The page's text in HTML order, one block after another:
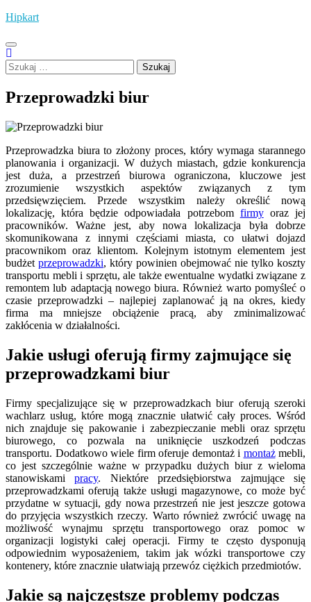
Skip
content
Hipkart
Szukaj:
Przeprowadzki biur
Przeprowadzka biura to złożony proces, który wymaga starannego
planowania i organizacji. W dużych miastach, gdzie konkurencja
jest duża, a przestrzeń biurowa ograniczona, kluczowe jest
zrozumienie wszystkich aspektów związanych z tym
przedsięwzięciem. Przede wszystkim należy określić nową
lokalizację, która będzie odpowiadała potrzebom firmyoraz jej
pracowników. Ważne jest, aby nowa lokalizacja była dobrze
skomunikowana z innymi częściami miasta, co ułatwi dojazd
pracownikom oraz klientom. Kolejnym istotnym elementem jest
budżet przeprowadzki, który powinien obejmować nie tylko koszty
transportu mebli i sprzętu, ale także ewentualne wydatki związane z
remontem lub adaptacją nowego biura. Również warto pomyśleć o
czasie przeprowadzki – najlepiej zaplanować ją na okres, kiedy
firma ma mniejsze obciążenie pracą, aby zminimalizować
zakłócenia w działalności.
Jakie usługi oferują firmy zajmujące się
przeprowadzkami biur
Firmy specjalizujące się w przeprowadzkach biur oferują szeroki
wachlarz usług, które mogą znacznie ułatwić cały proces. Wśród
nich znajduje się pakowanie i zabezpieczanie mebli oraz sprzętu
biurowego, co pozwala na uniknięcie uszkodzeń podczas
transportu. Dodatkowo wiele firm oferuje demontaż i montażmebli,
co jest szczególnie ważne w przypadku dużych biur z wieloma
stanowiskamipracy. Niektóre przedsiębiorstwa zajmujące się
przeprowadzkami oferują także usługi magazynowe, co może być
przydatne w sytuacji, gdy nowa przestrzeń nie jest jeszcze gotowa
do przyjęcia wszystkich rzeczy. Warto również zwrócić uwagę na
możliwość wynajmu sprzętu transportowego oraz pomoc w
organizacji logistyki całej operacji. Firmy te często dysponują
odpowiednim wyposażeniem, takim jak wózki transportowe czy
kontenery, które znacznie ułatwiają przewóz ciężkich przedmiotów.
Jakie są najczęstsze problemy podczas